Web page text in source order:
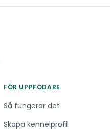
FÖR UPPFÖDARE
Så fungerar det
Skapa kennelprofil